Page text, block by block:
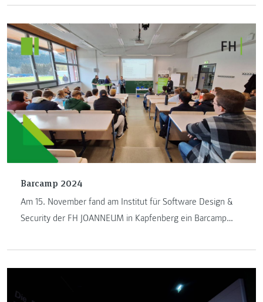
Barcamp 2024
Am 15. November fand am Institut für Software Design &
Security der FH JOANNEUM in Kapfenberg ein Barcamp
herausstellte.